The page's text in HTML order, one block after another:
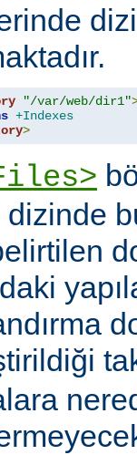
"/var/web/dir1"
+Indexes
>